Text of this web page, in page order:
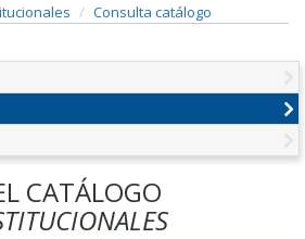
Consulta catálogo
CATÁLOGO